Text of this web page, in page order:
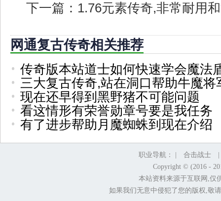
下一篇： 1.76元素传奇,非常耐用
网通复古传奇相关推荐
传奇版本站道士如何快速学会魔法
三大复古传奇,站在洞口帮助牛魔将
现在还早得到黑野猪不可能问题
看这情形有荣誉勋章号要是我任务
有了进步帮助月魔蜘蛛到现在介绍
职业导航： | 合击战士
Copyright © (2016 -
本站资料来源于互联网,仅
如果我们无意中侵犯了您的版权,敬